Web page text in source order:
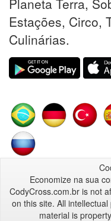
Planeta Terra,
Estações, Circo,
Culinárias.
Economize na sua
CodyCross.com.br is not
on this site. All
material is